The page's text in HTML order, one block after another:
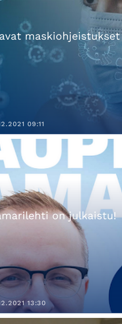
09:11
on julkaistu!
13:30